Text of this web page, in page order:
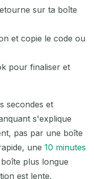
sur ta boîte
et copie le code ou
pour finaliser et
secondes et
s'explique
pas par une boîte
une 10 minutes
plus longue
est lente.